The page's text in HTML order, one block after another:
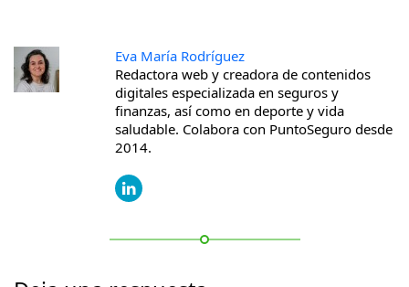
Eva María Rodríguez
Redactora web y creadora de contenidos
digitales especializada en seguros y
finanzas, así como en deporte y vida
saludable. Colabora con PuntoSeguro desde
2014.